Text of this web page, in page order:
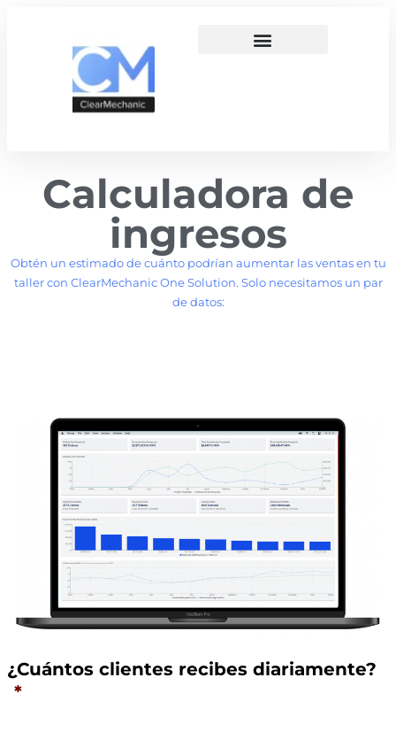
Calculadora de
ingresos
Obtén un estimado de cuánto podrían aumentar las ventas en tu
taller con ClearMechanic One Solution. Solo necesitamos un par
de datos:
¿Cuántos clientes recibes diariamente?
*